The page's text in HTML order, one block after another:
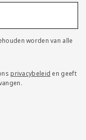
worden van alle
privacybeleid en geeft